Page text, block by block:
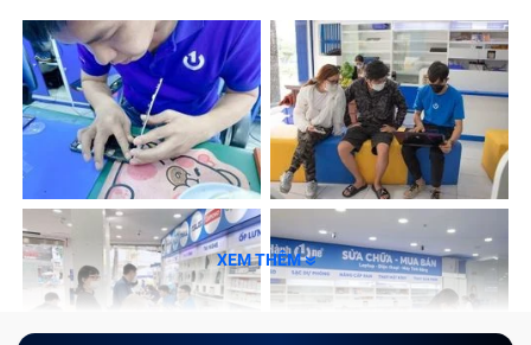
Dấu hiệu nhận biết màn hình laptop
Dell Inspiron 3168 cần được sửa chữa
Vì màn hình là bộ phận rất mong manh nên cho dù bạn
là một người dùng sử dụng laptop cực kỳ cẩn thận thì
đôi khi cũng không tránh khỏi việc vô tình gây ra
những vấn đề rắc rối cho màn hình máy tính.
Hoặc là máy tính của bạn đã sự dụng quá lâu, sản
XEM THÊM